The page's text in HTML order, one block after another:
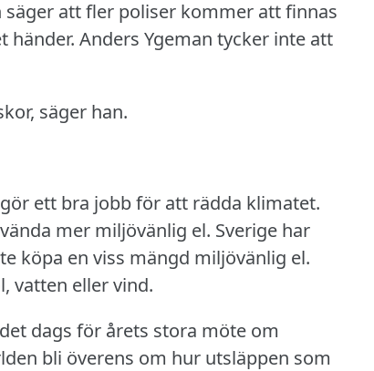
att fler poliser kommer att finnas
händer. Anders Ygeman tycker inte att
säger han.
ett bra jobb för att rädda klimatet.
mer miljövänlig el. Sverige har
köpa en viss mängd miljövänlig el.
vatten eller vind.
dags för årets stora möte om
bli överens om hur utsläppen som